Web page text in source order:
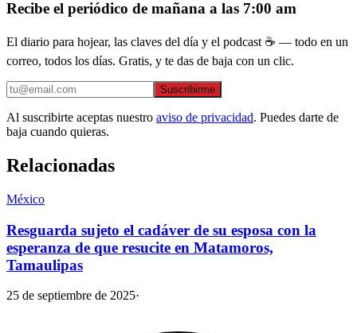
Recibe el periódico de mañana a las 7:00 am
El diario para hojear, las claves del día y el podcast ☕ — todo en un
correo, todos los días. Gratis, y te das de baja con un clic.
Suscribirme
Al suscribirte aceptas nuestro aviso de privacidad. Puedes darte de
baja cuando quieras.
Relacionadas
México
Resguarda sujeto el cadáver de su esposa con la
esperanza de que resucite en Matamoros,
Tamaulipas
25 de septiembre de 2025·